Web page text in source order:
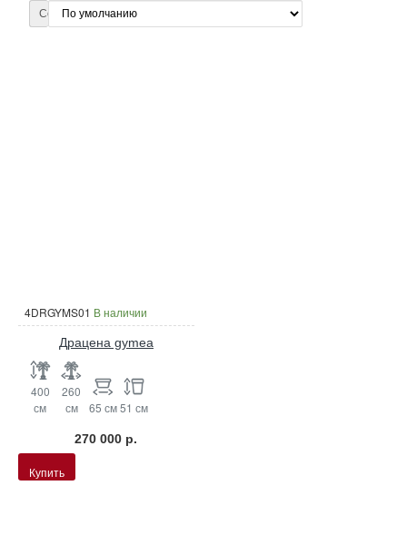
Сортировка:
4DRGYMS01 В наличии
Драцена gymea
400
см
260
см
65 см 51 см
270 000 р.
Купить